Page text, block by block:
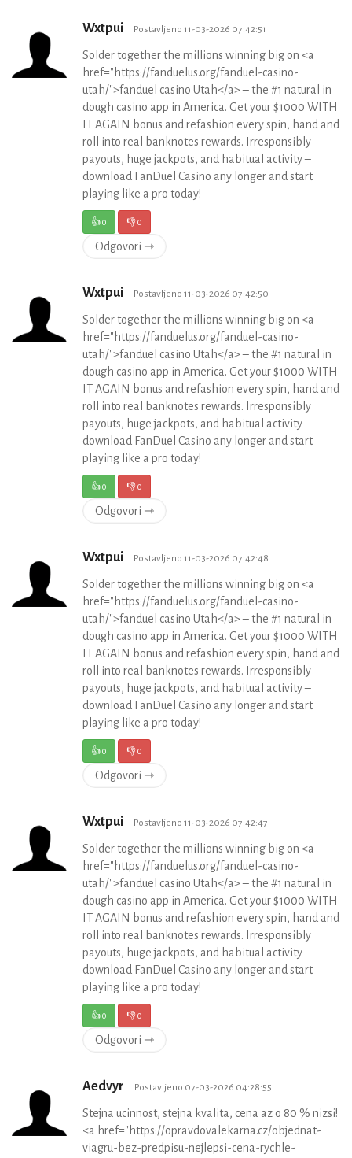
Wxtpui Postavljeno 11-03-2026 07:42:51
Solder together the millions winning big on <a
href="https://fanduelus.org/fanduel-casino-
utah/">fanduel casino Utah</a> – the #1 natural in
dough casino app in America. Get your $1000 WITH
IT AGAIN bonus and refashion every spin, hand and
roll into real banknotes rewards. Irresponsibly
payouts, huge jackpots, and habitual activity –
download FanDuel Casino any longer and start
playing like a pro today!
👍0 👎0
Odgovori ⇾
Wxtpui Postavljeno 11-03-2026 07:42:50
Solder together the millions winning big on <a
href="https://fanduelus.org/fanduel-casino-
utah/">fanduel casino Utah</a> – the #1 natural in
dough casino app in America. Get your $1000 WITH
IT AGAIN bonus and refashion every spin, hand and
roll into real banknotes rewards. Irresponsibly
payouts, huge jackpots, and habitual activity –
download FanDuel Casino any longer and start
playing like a pro today!
👍0 👎0
Odgovori ⇾
Wxtpui Postavljeno 11-03-2026 07:42:48
Solder together the millions winning big on <a
href="https://fanduelus.org/fanduel-casino-
utah/">fanduel casino Utah</a> – the #1 natural in
dough casino app in America. Get your $1000 WITH
IT AGAIN bonus and refashion every spin, hand and
roll into real banknotes rewards. Irresponsibly
payouts, huge jackpots, and habitual activity –
download FanDuel Casino any longer and start
playing like a pro today!
👍0 👎0
Odgovori ⇾
Wxtpui Postavljeno 11-03-2026 07:42:47
Solder together the millions winning big on <a
href="https://fanduelus.org/fanduel-casino-
utah/">fanduel casino Utah</a> – the #1 natural in
dough casino app in America. Get your $1000 WITH
IT AGAIN bonus and refashion every spin, hand and
roll into real banknotes rewards. Irresponsibly
payouts, huge jackpots, and habitual activity –
download FanDuel Casino any longer and start
playing like a pro today!
👍0 👎0
Odgovori ⇾
Aedvyr Postavljeno 07-03-2026 04:28:55
Stejna ucinnost, stejna kvalita, cena az o 80 % nizsi!
<a href="https://opravdovalekarna.cz/objednat-
viagru-bez-predpisu-nejlepsi-cena-rychle-